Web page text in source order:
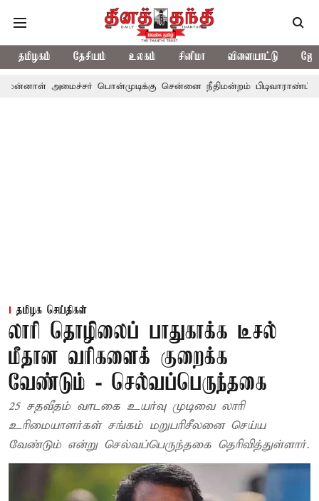
தமிழகம் தேசியம் உலகம் சினிமா விளையாட்டு
பொன்முடிக்கு சென்னை நீதிமன்றம் பிடிவாராண்ட்
தமிழக செய்திகள்
லாரி தொழிலைப் பாதுகாக்க டீசல்
மீதான வரிகளைக் குறைக்க
வேண்டும் - செல்வப்பெருந்தகை
25 சதவீதம் வாடகை உயர்வு முடிவை லாரி
உரிமையாளர்கள் சங்கம் மறுபரிசீலனை செய்ய
வேண்டும் என்று செல்வப்பெருந்தகை தெரிவித்துள்ளார்.